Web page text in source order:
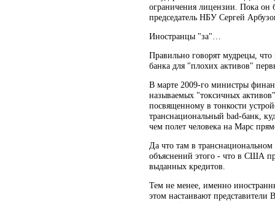
ограничения лицензии. Пока он
председатель НБУ Сергей
Иностранцы "за"…
Правильно говорят мудрецы, что
банка для "плохих активов"
В марте 2009-го министры
называемых "токсичных
посвященному в тонкости
транснациональный bad-банк,
чем полет человека на Марс
Да что там в
объяснений этого - что в США
выданных кредитов.
Тем не менее, именно
этом настаивают